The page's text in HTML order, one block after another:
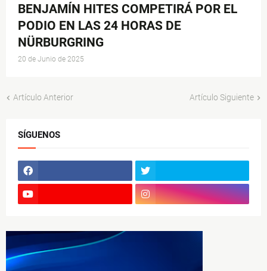
BENJAMÍN HITES COMPETIRÁ POR EL
PODIO EN LAS 24 HORAS DE
NÜRBURGRING
20 de Junio de 2025
Artículo Anterior Artículo Siguiente
SÍGUENOS